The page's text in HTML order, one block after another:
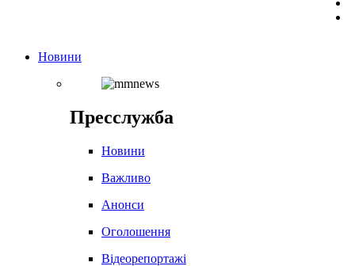
Новини
Пресслужба
Новини
Важливо
Анонси
Оголошення
Відеорепортажі